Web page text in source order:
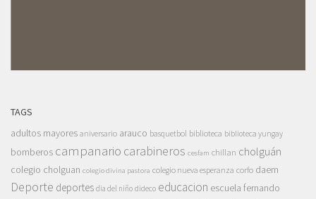
TAGS
adultos mayores aniversario arauco basquetbol biblioteca biblioteca yungay
bomberos campanario carabineros cesfam chillan cholguán
colegio cholguan colegio divina pastora colegio nueva esperanza corfo daem
Deporte deportes dia del niño dideco educacion escuela fernando